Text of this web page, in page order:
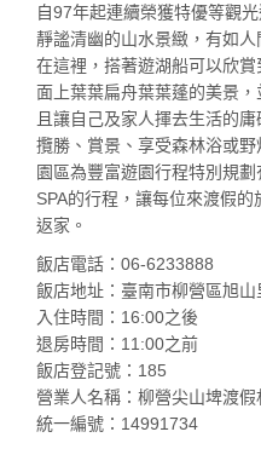
自97年起連續榮獲特優等觀
靜謐清幽的山水景緻，有如人
在這裡，搭著遊湖船可以欣
面上葉葉扁舟葉葉蓬的美景
且讓自己及家人揮去生活的
攬勝、賞景、享受森林浴或
園區為豐富遊園行程特別規
SPA的行程，讓每位來渡假
返家。
飯店電話：06-6233888
飯店地址：臺南市柳營區旭山
入住時間：16:00之後
退房時間：11:00之前
飯店登記號：185
營業人名稱：柳營尖山埤渡假
統一編號：14991734